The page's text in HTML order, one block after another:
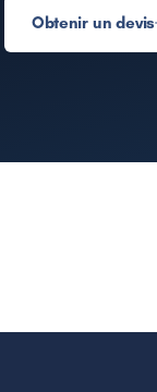
Obtenir un devis